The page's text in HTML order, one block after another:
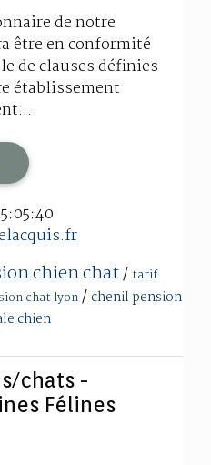
de notre
être en conformité
de clauses définies
établissement
chien chat/ tarif
chat lyon/ chenil pension
chien
chats -
Félines